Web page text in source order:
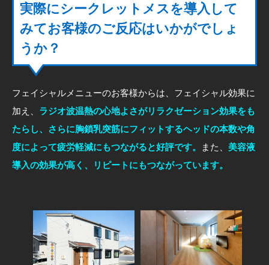
実際にシークレットメスを導入して
みてお客様のご反応はいかがでしょ
うか？
フェイシャルメニューのお客様からは、フェイシャル効果に
加え、 ラジオ波温熱の心地よさがリラクゼーション効果をも
たらし、さらに胸鎖乳突筋にフィットするヘッドの本数や角
度によって疲労軽減にもつながると好評です。
また、 美容液
導入の効果が高く、リピートにもつながっています。